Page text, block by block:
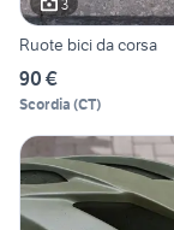
3
Ruote bici da corsa
90 €
Scordia (CT)